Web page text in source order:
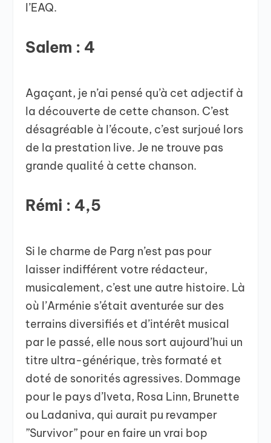
l’EAQ.
Salem : 4
Agaçant, je n’ai pensé qu’à cet adjectif à
la découverte de cette chanson. C’est
désagréable à l’écoute, c’est surjoué lors
de la prestation live. Je ne trouve pas
grande qualité à cette chanson.
Rémi : 4,5
Si le charme de Parg n’est pas pour
laisser indifférent votre rédacteur,
musicalement, c’est une autre histoire. Là
où l’Arménie s’était aventurée sur des
terrains diversifiés et d’intérêt musical
par le passé, elle nous sort aujourd’hui un
titre ultra-générique, très formaté et
doté de sonorités agressives. Dommage
pour le pays d’Iveta, Rosa Linn, Brunette
ou Ladaniva, qui aurait pu revamper
”Survivor” pour en faire un vrai bop